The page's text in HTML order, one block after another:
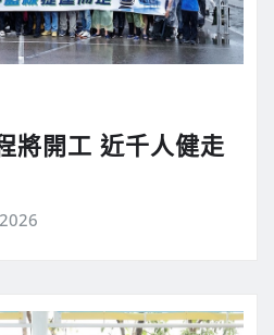
將開工 近千人健走